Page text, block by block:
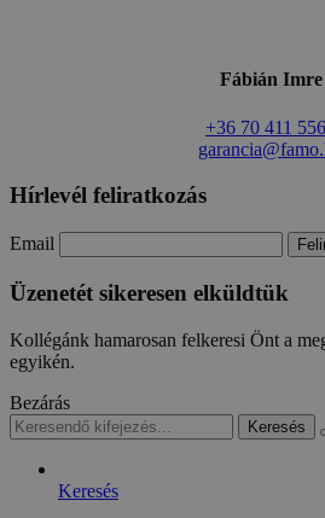
Fábián Imre
+36 70 411
Hírlevél feliratkozás
Email
Üzenetét sikeresen elküldtük
Kollégánk hamarosan felkeresi Önt a
egyikén.
Bezárás
Keresés